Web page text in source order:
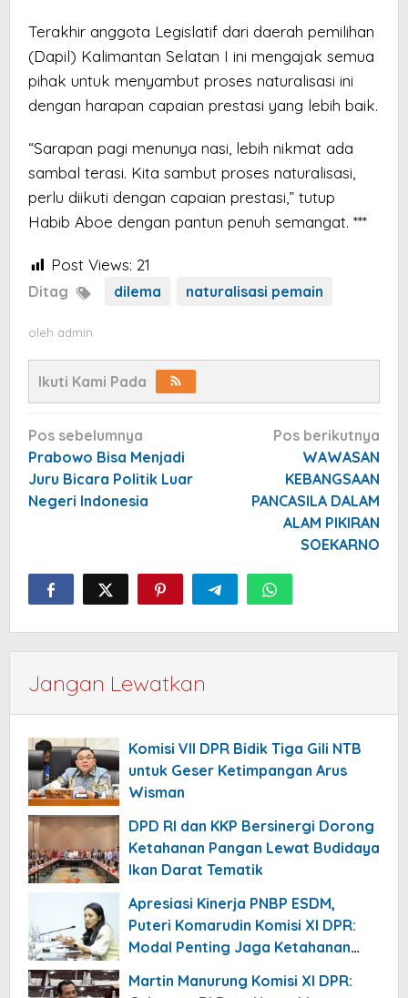
Terakhir anggota Legislatif dari daerah pemilihan
(Dapil) Kalimantan Selatan I ini mengajak semua
pihak untuk menyambut proses naturalisasi ini
dengan harapan capaian prestasi yang lebih baik.
“Sarapan pagi menunya nasi, lebih nikmat ada
sambal terasi. Kita sambut proses naturalisasi,
perlu diikuti dengan capaian prestasi,” tutup
Habib Aboe dengan pantun penuh semangat. ***
Post Views: 21
Ditag dilema naturalisasi pemain
oleh admin
Ikuti Kami Pada
Navigasi
pos
Pos sebelumnya
Prabowo Bisa Menjadi
Juru Bicara Politik Luar
Negeri Indonesia
Pos berikutnya
WAWASAN
KEBANGSAAN
PANCASILA DALAM
ALAM PIKIRAN
SOEKARNO
Jangan Lewatkan
Komisi VII DPR Bidik Tiga Gili NTB
untuk Geser Ketimpangan Arus
Wisman
DPD RI dan KKP Bersinergi Dorong
Ketahanan Pangan Lewat Budidaya
Ikan Darat Tematik
Apresiasi Kinerja PNBP ESDM,
Puteri Komarudin Komisi XI DPR:
Modal Penting Jaga Ketahanan
Martin Manurung Komisi XI DPR: